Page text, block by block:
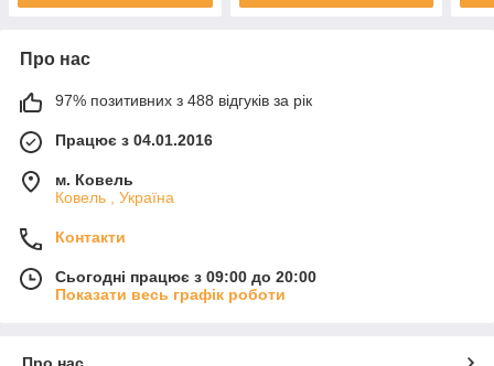
Про нас
97% позитивних з 488 відгуків за рік
Працює з 04.01.2016
м. Ковель
Ковель , Україна
Контакти
Сьогодні працює з 09:00 до 20:00
Показати весь графік роботи